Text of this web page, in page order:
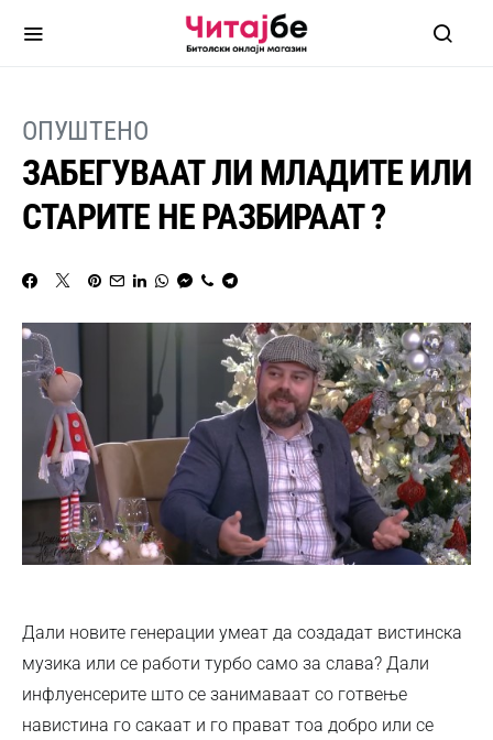
ОПУШТЕНО
ЗАБЕГУВААТ ЛИ МЛАДИТЕ ИЛИ
СТАРИТЕ НЕ РАЗБИРААТ ?
Дали новите генерации умеат да создадат вистинска
музика или се работи турбо само за слава? Дали
инфлуенсерите што се занимаваат со готвење
навистина го сакаат и го прават тоа добро или се